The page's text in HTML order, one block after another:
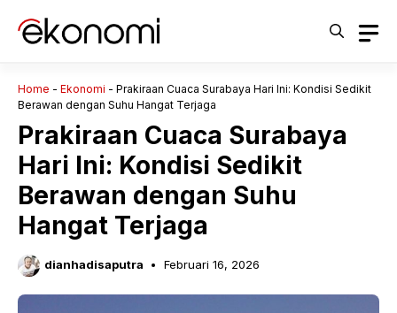
Home - Ekonomi - Prakiraan Cuaca Surabaya Hari Ini: Kondisi Sedikit
Berawan dengan Suhu Hangat Terjaga
Prakiraan Cuaca Surabaya
Hari Ini: Kondisi Sedikit
Berawan dengan Suhu
Hangat Terjaga
dianhadisaputra Februari 16, 2026